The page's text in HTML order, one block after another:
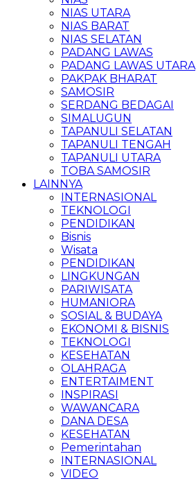
NIAS UTARA
NIAS BARAT
NIAS SELATAN
PADANG LAWAS
PADANG LAWAS UTARA
PAKPAK BHARAT
SAMOSIR
SERDANG BEDAGAI
SIMALUGUN
TAPANULI SELATAN
TAPANULI TENGAH
TAPANULI UTARA
TOBA SAMOSIR
LAINNYA
INTERNASIONAL
TEKNOLOGI
PENDIDIKAN
Bisnis
Wisata
PENDIDIKAN
LINGKUNGAN
PARIWISATA
HUMANIORA
SOSIAL & BUDAYA
EKONOMI & BISNIS
TEKNOLOGI
KESEHATAN
OLAHRAGA
ENTERTAIMENT
INSPIRASI
WAWANCARA
DANA DESA
KESEHATAN
Pemerintahan
INTERNASIONAL
VIDEO